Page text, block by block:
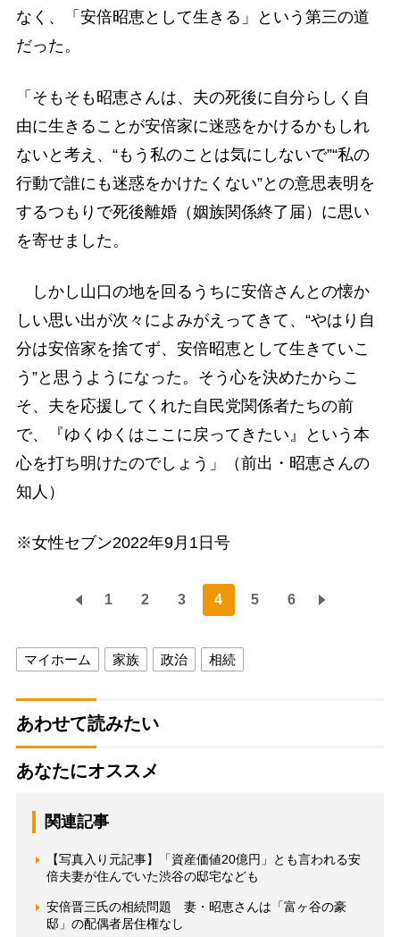
なく、「安倍昭恵として生きる」という第三の道
だった。
「そもそも昭恵さんは、夫の死後に自分らしく自
由に生きることが安倍家に迷惑をかけるかもしれ
ないと考え、“もう私のことは気にしないで”“私の
行動で誰にも迷惑をかけたくない”との意思表明を
するつもりで死後離婚（姻族関係終了届）に思い
を寄せました。
しかし山口の地を回るうちに安倍さんとの懐か
しい思い出が次々によみがえってきて、“やはり自
分は安倍家を捨てず、安倍昭恵として生きていこ
う”と思うようになった。そう心を決めたからこ
そ、夫を応援してくれた自民党関係者たちの前
で、『ゆくゆくはここに戻ってきたい』という本
心を打ち明けたのでしょう」（前出・昭恵さんの
知人）
※女性セブン2022年9月1日号
1 2 3 4 5 6
マイホーム 家族 政治 相続
あわせて読みたい
あなたにオススメ
関連記事
【写真入り元記事】「資産価値20億円」とも言われる安
倍夫妻が住んでいた渋谷の邸宅なども
安倍晋三氏の相続問題 妻・昭恵さんは「富ヶ谷の豪
邸」の配偶者居住権なし